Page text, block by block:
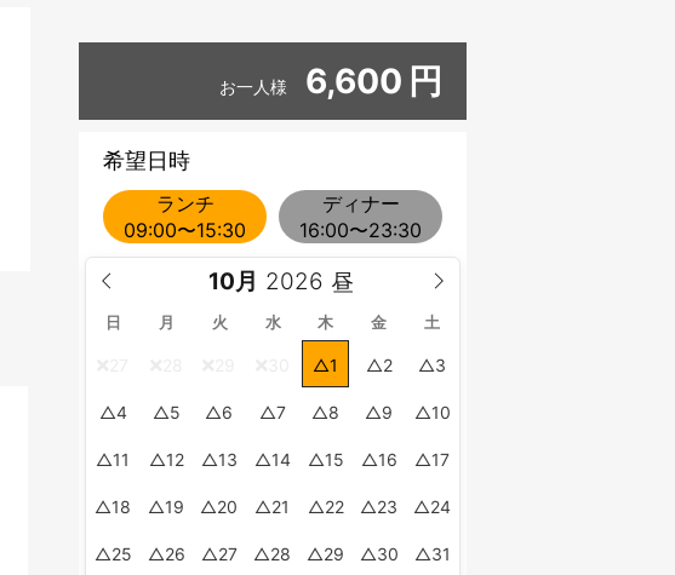
お一人様 6,600 円
希望日時
ランチ
09:00〜15:30
ディナー
16:00〜23:30
10月
日 月 火 水 木 金 土
1 2 3
4 5 6 7 8 9 10
11 12 13 14 15 16 17
18 19 20 21 22 23 24
25 26 27 28 29 30 31